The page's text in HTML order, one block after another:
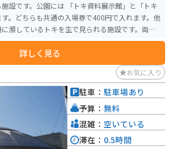
設です。公園には 「トキ資料展示館」と「トキ
。どちらも共通の入場券で400円で入れます。他
瀕しているトキを生で見られる施設です。両津
分ほどで来れるのでアクセスしやすいです。エ
てます。
詳しく見る
お気に入り
駐車： 駐車場あり
予算： 無料
混雑： 空いている
滞在： 0.5時間